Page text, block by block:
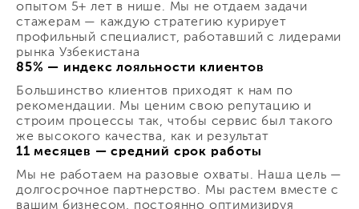
опытом 5+ лет в нише. Мы не отдаем задачи
стажерам — каждую стратегию курирует
профильный специалист, работавший с лидерами
рынка Узбекистана
85% — индекс лояльности клиентов
Большинство клиентов приходят к нам по
рекомендации. Мы ценим свою репутацию и
строим процессы так, чтобы сервис был такого
же высокого качества, как и результат
11 месяцев — средний срок работы
Мы не работаем на разовые охваты. Наша цель —
долгосрочное партнерство. Мы растем вместе с
вашим бизнесом, постоянно оптимизируя